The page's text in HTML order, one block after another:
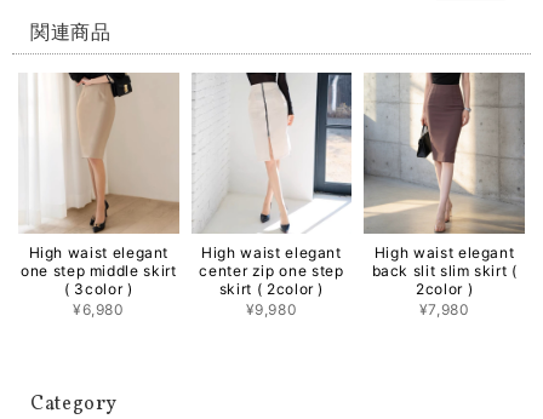
関連商品
High waist elegant
one step middle skirt
( 3color )
¥6,980
High waist elegant
center zip one step
skirt ( 2color )
¥9,980
High waist elegant
back slit slim skirt (
2color )
¥7,980
Category